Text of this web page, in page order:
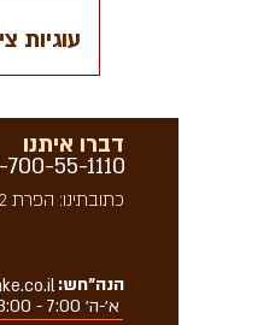
עוגיות
דברו איתנו
כתובתינו: הפרת 2, יבנה
700-55-1110
הנה״חש:
א׳-ה׳ 7:00 - 13:00